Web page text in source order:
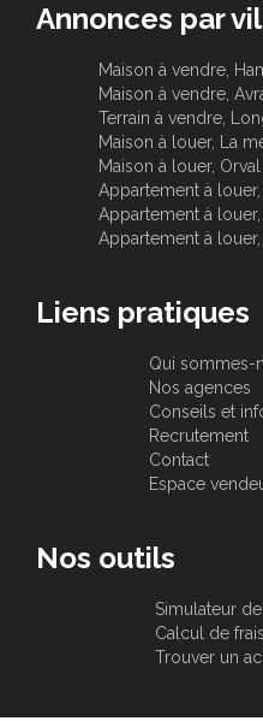
Annonces par
Maison à vendre,
Maison à vendre,
Terrain à vendre,
Maison à louer, La
Maison à louer,
Appartement à
Appartement à
Appartement à louer,
Liens pratiques
Qui sommes-
Nos agences
Conseils et
Recrutement
Contact
Espace
Nos outils
Simulateur
Calcul de
Trouver un